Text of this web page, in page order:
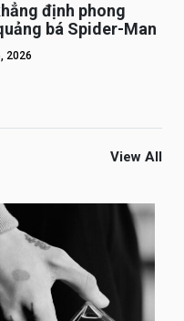
định phong
bá Spider-Man
2026
View All